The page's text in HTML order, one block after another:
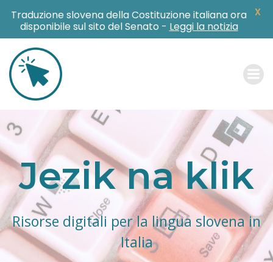
Jezik na klik
Risorse digitali per la lingua slovena in
Italia
Traduzione slovena della Costituzione italiana ora
disponibile sul sito del Senato - Leggi la notizia
X